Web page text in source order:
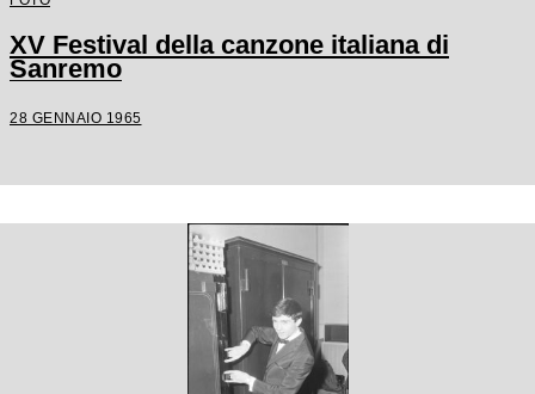
XV Festival della canzone italiana di
Sanremo
28 GENNAIO 1965